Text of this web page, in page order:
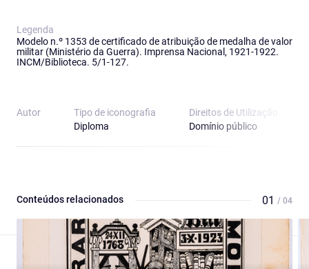
Legenda
Modelo n.º 1353 de certificado de atribuição de medalha de valor
militar (Ministério da Guerra). Imprensa Nacional, 1921-1922.
INCM/Biblioteca. 5/1-127.
Autor
Tipo de iconografia
Diploma
Direitos de Utilização
Domínio público
Conteúdos relacionados 01 / 04